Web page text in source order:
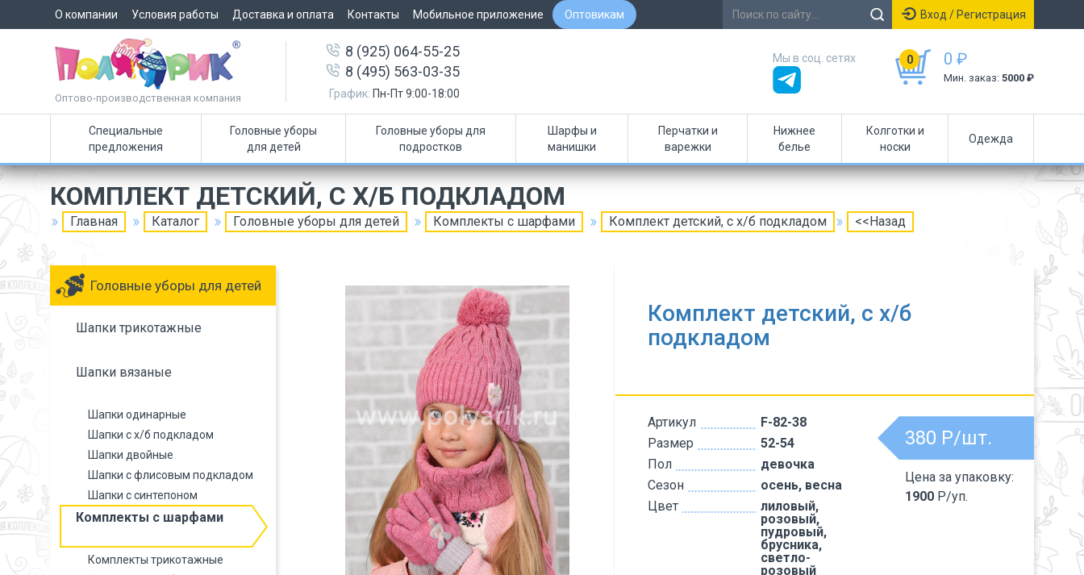
О компании Условия работы Доставка и оплата Контакты Мобильное приложение Оптовикам Вход / Регистрация
Оптово-производственная компания
8 (925) 064-55-25
8 (495) 563-03-35
График: Пн-Пт 9:00-18:00
0 0 ₽
Мин. заказ: 5000 ₽
Мы в соц. сетях
Специальные
предложения
Головные уборы
для детей
Головные уборы для
подростков
Шарфы и
манишки
Перчатки и
варежки
Нижнее
белье
Колготки и
носки
Одежда
КОМПЛЕКТ ДЕТСКИЙ, С Х/Б ПОДКЛАДОМ
Главная Каталог Головные уборы для детей Комплекты с шарфами Комплект детский, с х/б подкладом <<Назад
Головные уборы для детей
Шапки трикотажные
Шапки вязаные
Шапки одинарные
Шапки с х/б подкладом
Шапки двойные
Шапки с флисовым подкладом
Шапки с синтепоном
Комплекты с шарфами
Комплекты трикотажные
Комплект детский, с х/б
подкладом
Артикул
F-82-38
Размер
52-54
Пол
девочка
Сезон
осень, весна
Цвет
лиловый,
розовый,
пудровый,
брусника,
светло-
розовый
380 Р/шт.
Цена за упаковку:
1900 Р/уп.